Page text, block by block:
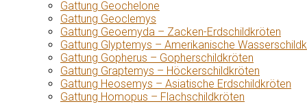
Gattung Geochelone
Gattung Geoclemys
Gattung Geoemyda – Zacken-Erdschildkröten
Gattung Glyptemys – Amerikanische
Gattung Gopherus – Gopherschildkröten
Gattung Graptemys – Höckerschildkröten
Gattung Heosemys – Asiatische Erdschildkröten
Gattung Homopus – Flachschildkröten